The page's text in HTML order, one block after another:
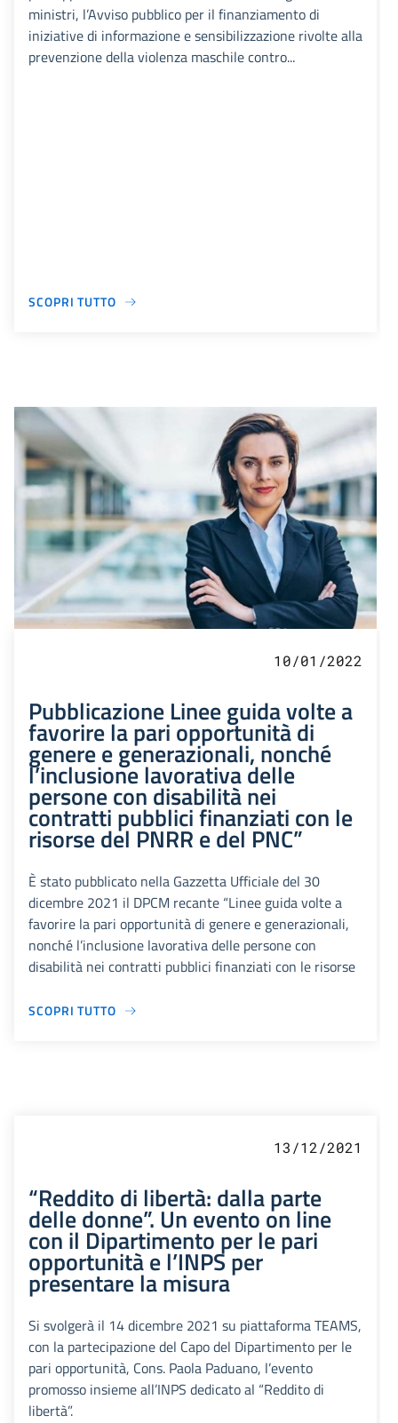
ministri, l’Avviso pubblico per il finanziamento di
iniziative di informazione e sensibilizzazione rivolte alla
prevenzione della violenza maschile contro...
SCOPRI TUTTO
10/01/2022
Pubblicazione Linee guida volte a
favorire la pari opportunità di
genere e generazionali, nonché
l’inclusione lavorativa delle
persone con disabilità nei
contratti pubblici finanziati con le
risorse del PNRR e del PNC”
È stato pubblicato nella Gazzetta Ufficiale del 30
dicembre 2021 il DPCM recante “Linee guida volte a
favorire la pari opportunità di genere e generazionali,
nonché l’inclusione lavorativa delle persone con
disabilità nei contratti pubblici finanziati con le risorse
SCOPRI TUTTO
13/12/2021
“Reddito di libertà: dalla parte
delle donne”. Un evento on line
con il Dipartimento per le pari
opportunità e l’INPS per
presentare la misura
Si svolgerà il 14 dicembre 2021 su piattaforma TEAMS,
con la partecipazione del Capo del Dipartimento per le
pari opportunità, Cons. Paola Paduano, l’evento
promosso insieme all’INPS dedicato al “Reddito di
libertà”.